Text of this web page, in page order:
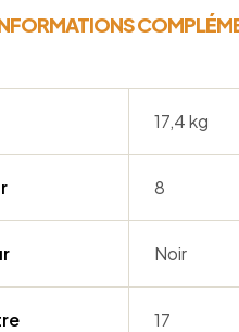
17,4 kg
8
Noir
17